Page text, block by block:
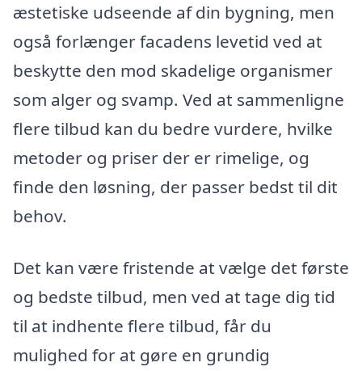
æstetiske udseende af din bygning, men
også forlænger facadens levetid ved at
beskytte den mod skadelige organismer
som alger og svamp. Ved at sammenligne
flere tilbud kan du bedre vurdere, hvilke
metoder og priser der er rimelige, og
finde den løsning, der passer bedst til dit
behov.
Det kan være fristende at vælge det første
og bedste tilbud, men ved at tage dig tid
til at indhente flere tilbud, får du
mulighed for at gøre en grundig